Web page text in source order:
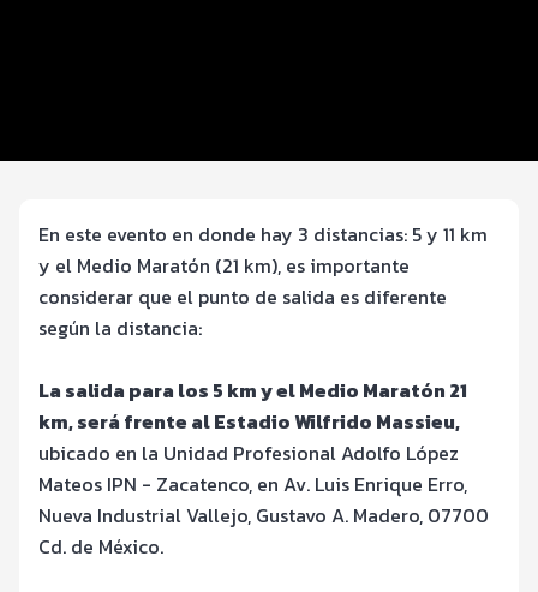
En este evento en donde hay 3 distancias: 5 y 11 km
y el Medio Maratón (21 km), es importante
considerar que el punto de salida es diferente
según la distancia:
La salida para los 5 km y el Medio Maratón 21
km, será frente al Estadio Wilfrido Massieu,
ubicado en la Unidad Profesional Adolfo López
Mateos IPN - Zacatenco, en Av. Luis Enrique Erro,
Nueva Industrial Vallejo, Gustavo A. Madero, 07700
Cd. de México.